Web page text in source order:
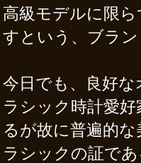
高級モデルに限
すという、ブラ
今日でも、良好
ラシック時計愛
るが故に普遍的
ラシックの証で